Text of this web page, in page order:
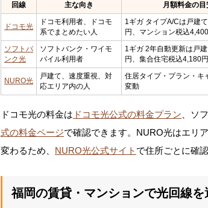
回線 主な向き 月額料金の目
ドコモ光
ドコモ利用者、ドコモ
系でまとめたい人
1ギガ タイプA/Cは戸建
円、マンション税込
ソフトバ
ンク光
ソフトバンク・ワイモ
バイル利用者
1ギガ 2年自動更新は戸
円、集合住宅税込4,180円
NURO光
戸建て、速度重視、対
応エリア内の人
住居タイプ・プラン・キ
変動
ドコモ光の料金は ドコモ光公式の料金プラン 、ソ
式の料金ページで確認できます。NURO光はエリ
変わるため、 NURO光公式サイト で住所ごとに確
福岡の賃貸・マンションで光回線を